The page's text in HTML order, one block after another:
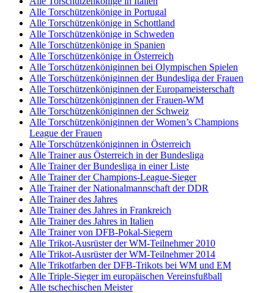
Alle Torschützenkönige in Portugal
Alle Torschützenkönige in Schottland
Alle Torschützenkönige in Schweden
Alle Torschützenkönige in Spanien
Alle Torschützenkönige in Österreich
Alle Torschützenköniginnen bei Olympischen Spielen
Alle Torschützenköniginnen der Bundesliga der Frauen
Alle Torschützenköniginnen der Europameisterschaft
Alle Torschützenköniginnen der Frauen-WM
Alle Torschützenköniginnen der Schweiz
Alle Torschützenköniginnen der Women’s Champions
League der Frauen
Alle Torschützenköniginnen in Österreich
Alle Trainer aus Österreich in der Bundesliga
Alle Trainer der Bundesliga in einer Liste
Alle Trainer der Champions-League-Sieger
Alle Trainer der Nationalmannschaft der DDR
Alle Trainer des Jahres
Alle Trainer des Jahres in Frankreich
Alle Trainer des Jahres in Italien
Alle Trainer von DFB-Pokal-Siegern
Alle Trikot-Ausrüster der WM-Teilnehmer 2010
Alle Trikot-Ausrüster der WM-Teilnehmer 2014
Alle Trikotfarben der DFB-Trikots bei WM und EM
Alle Triple-Sieger im europäischen Vereinsfußball
Alle tschechischen Meister